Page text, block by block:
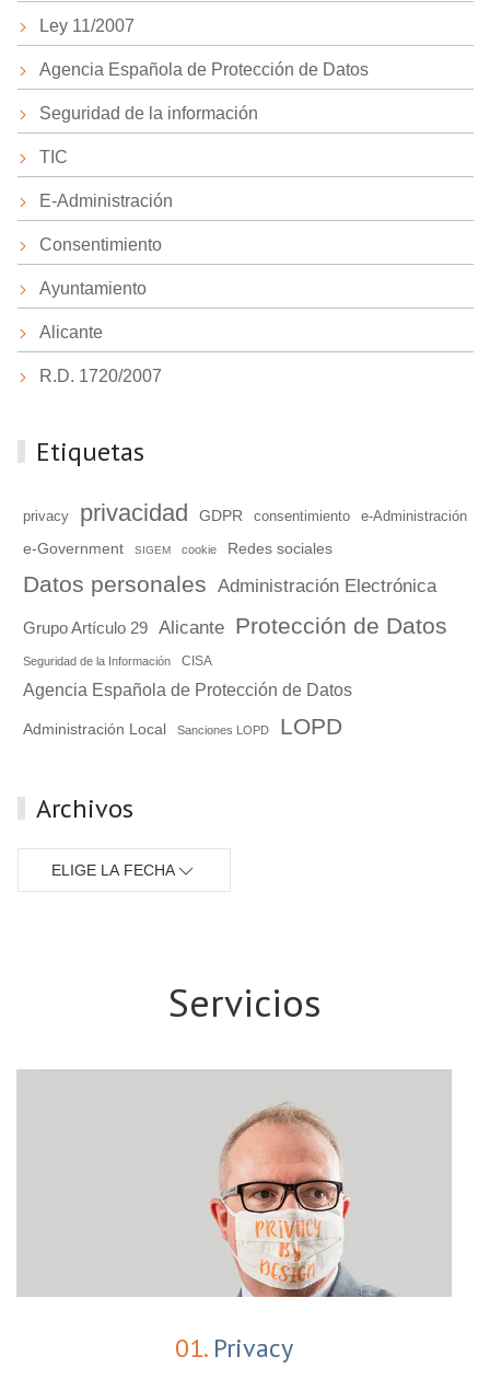
Ley 11/2007
Agencia Española de Protección de Datos
Seguridad de la información
TIC
E-Administración
Consentimiento
Ayuntamiento
Alicante
R.D. 1720/2007
Etiquetas
privacy privacidad GDPR consentimiento e-Administración
e-Government SIGEM cookie Redes sociales
Datos personales Administración Electrónica
Grupo Artículo 29 Alicante Protección de Datos
Seguridad de la Información CISA
Agencia Española de Protección de Datos
Administración Local Sanciones LOPD LOPD
Archivos
ELIGE LA FECHA
Servicios
01.Privacy